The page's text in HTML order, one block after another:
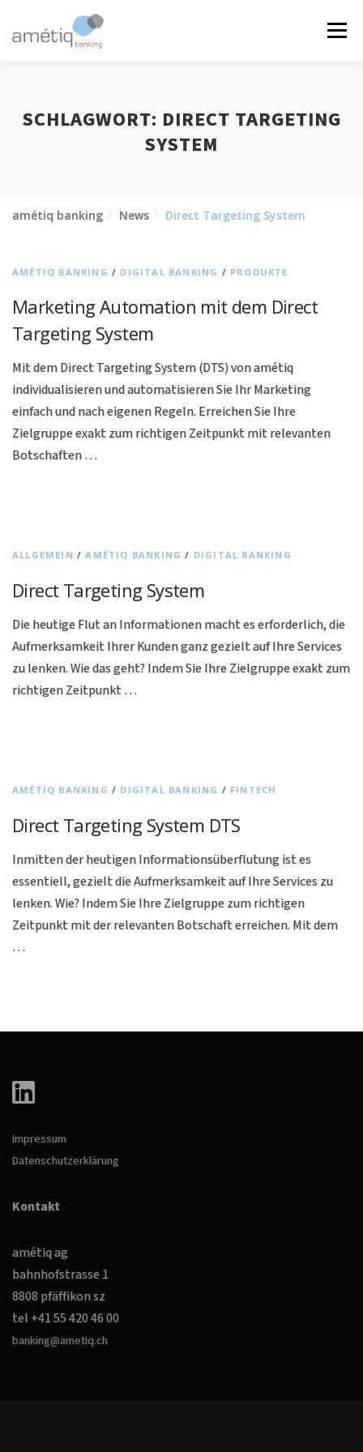
springen
Menü
SCHLAGWORT: DIRECT TARGETING
SYSTEM
amétiq banking News Direct Targeting System
AMÉTIQ BANKING / DIGITAL BANKING / PRODUKTE
Marketing Automation mit dem Direct
Targeting System
Mit dem Direct Targeting System (DTS) von amétiq
individualisieren und automatisieren Sie Ihr Marketing
einfach und nach eigenen Regeln. Erreichen Sie Ihre
Zielgruppe exakt zum richtigen Zeitpunkt mit relevanten
Botschaften …
ALLGEMEIN /AMÉTIQ BANKING / DIGITAL BANKING
Direct Targeting System
Die heutige Flut an Informationen macht es erforderlich, die
Aufmerksamkeit Ihrer Kunden ganz gezielt auf Ihre Services
zu lenken. Wie das geht? Indem Sie Ihre Zielgruppe exakt zum
richtigen Zeitpunkt …
AMÉTIQ BANKING / DIGITAL BANKING / FINTECH
Direct Targeting System DTS
Inmitten der heutigen Informationsüberflutung ist es
essentiell, gezielt die Aufmerksamkeit auf Ihre Services zu
lenken. Wie? Indem Sie Ihre Zielgruppe zum richtigen
Zeitpunkt mit der relevanten Botschaft erreichen. Mit dem
…
Impressum
Datenschutzerklärung
Kontakt
amétiq ag
bahnhofstrasse 1
8808 pfäffikon sz
tel +41 55 420 46 00
banking@ametiq.ch